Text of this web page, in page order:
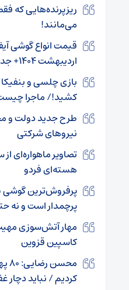
ریزپرنده‌هایی که
می‌مانند!
اردیبهشت ۱۴۰۴+ جدول
کشید!/ ماجرا
طرح جدید دولت و
نیروهای شرکتی
تصاویر ماهواره‌ای
هسته‌ای فردو
پرچمدار است و نه
مهار آتش‌سوزی
کاسپین قزوین
کردیم / نباید دچار